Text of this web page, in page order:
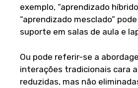
exemplo, “aprendizado
“aprendizado mesclado”
suporte em salas de aula e
Ou pode referir-se a
interações tradicionais cara
reduzidas, mas não